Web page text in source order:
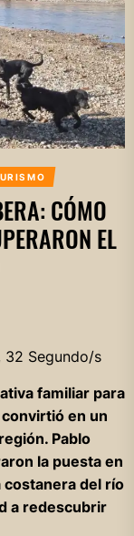
CÓMO
EL
32 Segundo/s
familiar para
en un
Pablo
la puesta en
costanera del río
a redescubrir